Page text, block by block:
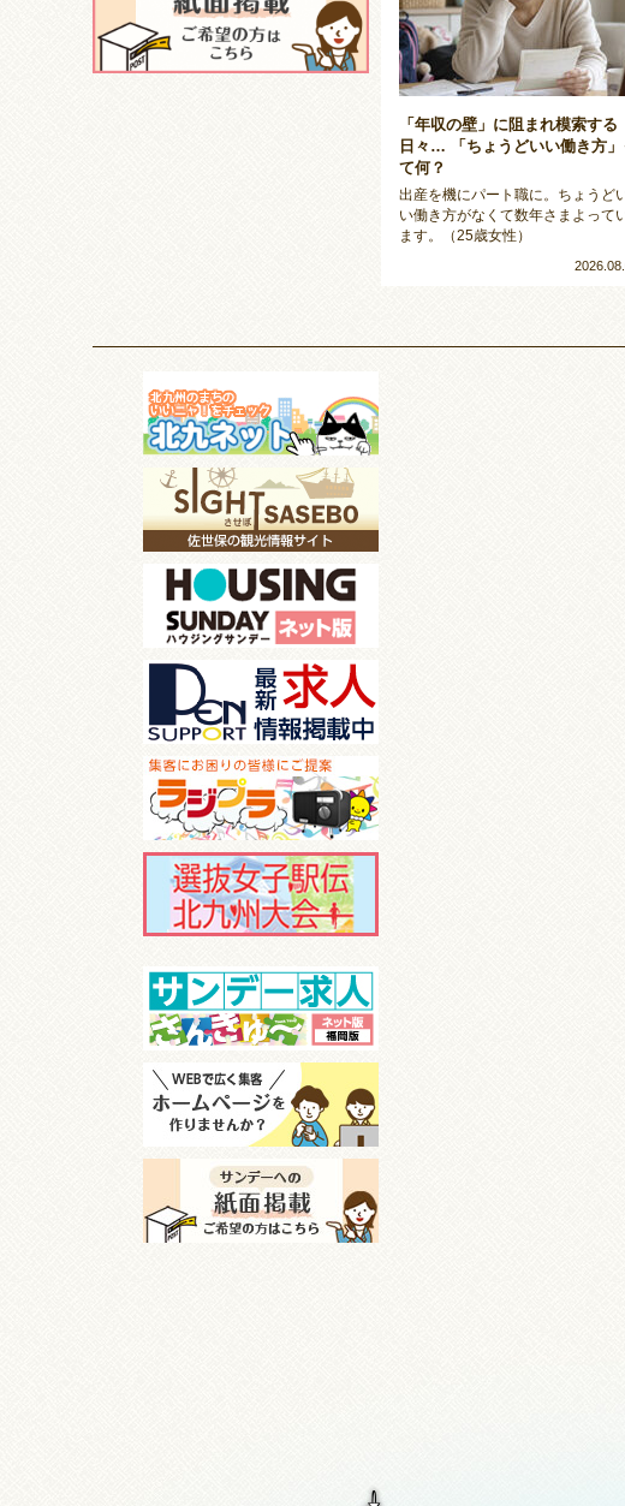
【下関市】甘味処 鎌 倉 わらび
もっちり、つるん、ふわふわ。
「年収の壁」に阻まれ模索する
日々… 「ちょうどいい働き方」
て何？
出産を機にパート職に。ちょうど
い働き方がなくて数年さまよって
ます。（25歳女性）